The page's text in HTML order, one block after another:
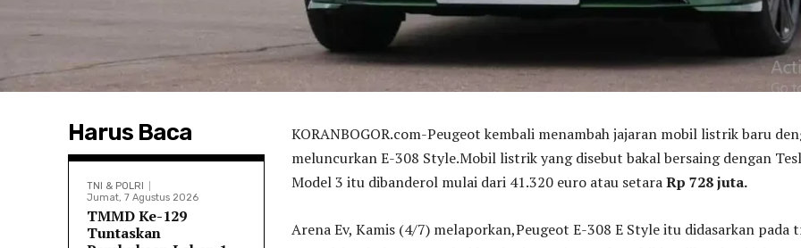
Harus Baca
TNI & POLRI
Jumat, 7 Agustus 2026
TMMD Ke-129
Tuntaskan
KORANBOGOR.com-Peugeot kembali menambah jajaran mobil listrik baru
meluncurkan E-308 Style.Mobil listrik yang disebut bakal bersaing dengan
Model 3 itu dibanderol mulai dari 41.320 euro atau setaraRp 728 juta.
Arena Ev, Kamis (4/7) melaporkan,Peugeot E-308 E Style itu didasarkan pada